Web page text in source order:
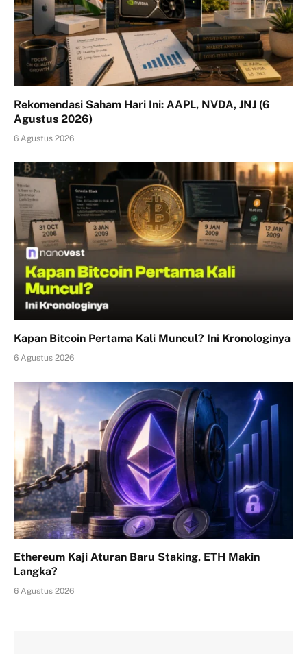
Rekomendasi Saham Hari Ini: AAPL, NVDA, JNJ (6
Agustus 2026)
6 Agustus 2026
Kapan Bitcoin Pertama Kali Muncul? Ini Kronologinya
6 Agustus 2026
Ethereum Kaji Aturan Baru Staking, ETH Makin
Langka?
6 Agustus 2026